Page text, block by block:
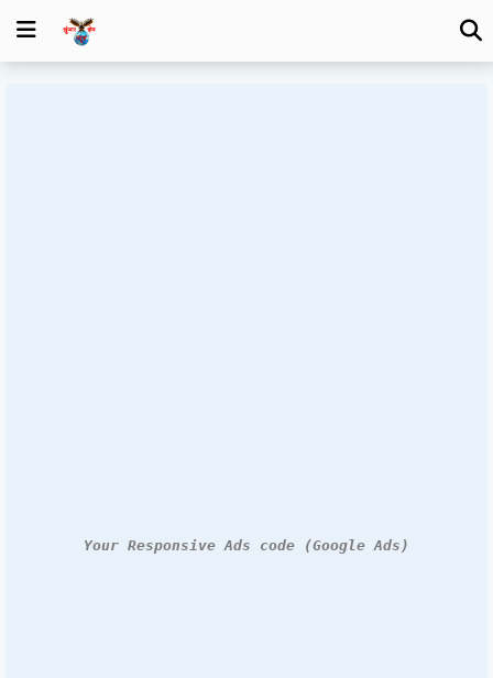
Your Responsive Ads code (Google Ads)